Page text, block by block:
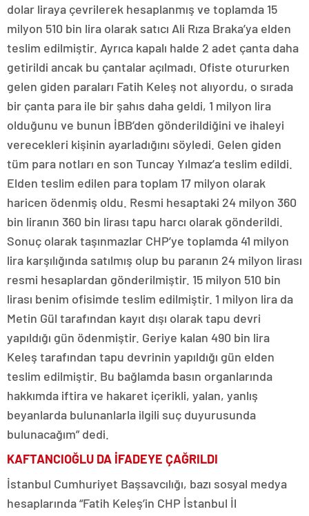
dolar liraya çevrilerek hesaplanmış ve toplamda 15
milyon 510 bin lira olarak satıcı Ali Rıza Braka’ya elden
teslim edilmiştir. Ayrıca kapalı halde 2 adet çanta daha
getirildi ancak bu çantalar açılmadı. Ofiste otururken
gelen giden paraları Fatih Keleş not alıyordu, o sırada
bir çanta para ile bir şahıs daha geldi, 1 milyon lira
olduğunu ve bunun İBB’den gönderildiğini ve ihaleyi
verecekleri kişinin ayarladığını söyledi. Gelen giden
tüm para notları en son Tuncay Yılmaz’a teslim edildi.
Elden teslim edilen para toplam 17 milyon olarak
haricen ödenmiş oldu. Resmi hesaptaki 24 milyon 360
bin liranın 360 bin lirası tapu harcı olarak gönderildi.
Sonuç olarak taşınmazlar CHP’ye toplamda 41 milyon
lira karşılığında satılmış olup bu paranın 24 milyon lirası
resmi hesaplardan gönderilmiştir. 15 milyon 510 bin
lirası benim ofisimde teslim edilmiştir. 1 milyon lira da
Metin Gül tarafından kayıt dışı olarak tapu devri
yapıldığı gün ödenmiştir. Geriye kalan 490 bin lira
Keleş tarafından tapu devrinin yapıldığı gün elden
teslim edilmiştir. Bu bağlamda basın organlarında
hakkımda iftira ve hakaret içerikli, yalan, yanlış
beyanlarda bulunanlarla ilgili suç duyurusunda
bulunacağım” dedi.
KAFTANCIOĞLU DA İFADEYE ÇAĞRILDI
İstanbul Cumhuriyet Başsavcılığı, bazı sosyal medya
hesaplarında “Fatih Keleş’in CHP İstanbul İl